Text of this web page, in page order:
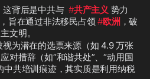
这背后是中共与 #共产主义 势力
旨在通过非法移民占领 #欧洲 ，破
文明。
为潜在的选票来源（如 4.9 万张
对措辞（如“和谐共处”、“动用国
中共培训痕迹，其实质是利用纳税